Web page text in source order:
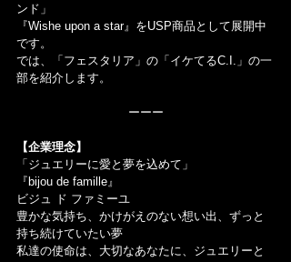
ンド」
『Wishe upon a star』をUSP商品として展開中
です。
では、「フェスタリア」の「イケてるC.I.」の一
部を紹介します。
ーーー
【企業理念】
「ジュエリーに愛と夢を込めて」
『bijou de famille』
ビジュ ド ファミーユ
豊かな気持ち、かけがえのない想い出、ずっと
持ち続けていたい夢
私達の使命は、大切なあなたに、ジュエリーと